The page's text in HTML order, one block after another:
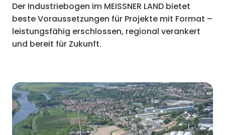
Der Industriebogen im MEISSNER LAND bietet
beste Voraussetzungen für Projekte mit Format –
leistungsfähig erschlossen, regional verankert
und bereit für Zukunft.